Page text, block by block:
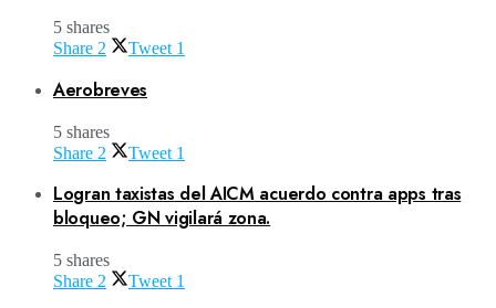
5 shares
Share 2 Tweet 1
Aerobreves
5 shares
Share 2 Tweet 1
Logran taxistas del AICM acuerdo contra apps tras
bloqueo; GN vigilará zona.
5 shares
Share 2 Tweet 1